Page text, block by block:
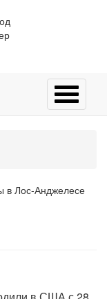
в Лос-Анджелесе